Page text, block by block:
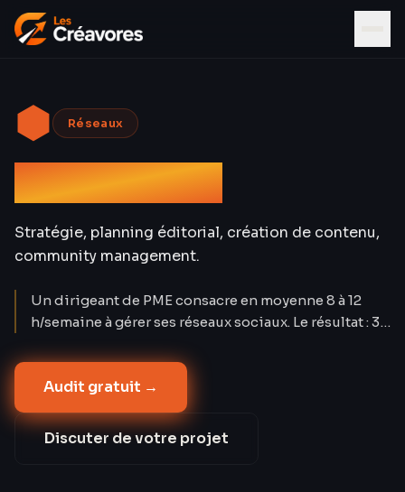
⬢ Réseaux
Social Media
Stratégie, planning éditorial, création de contenu,
community management.
Un dirigeant de PME consacre en moyenne 8 à 12
h/semaine à gérer ses réseaux sociaux. Le résultat : 3-
régularité. Nos clients passent à 15-20
contenus/mois par plateforme avec un engagement
en hausse de 340 % — sans mobiliser une minute de
leur temps.
Audit gratuit →
Discuter de votre projet